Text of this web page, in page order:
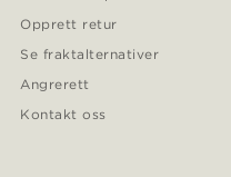
Opprett retur
Se fraktalternativer
Angrerett
Kontakt oss